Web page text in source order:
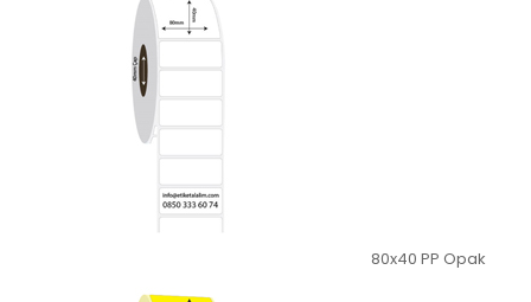
80x40 PP Opak